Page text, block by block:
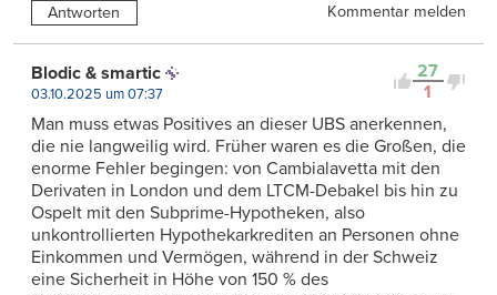
Antworten Kommentar melden
27
1
Blodic & smartic
03.10.2025 um 07:37
Man muss etwas Positives an dieser UBS anerkennen,
die nie langweilig wird. Früher waren es die Großen, die
enorme Fehler begingen: von Cambialavetta mit den
Derivaten in London und dem LTCM-Debakel bis hin zu
Ospelt mit den Subprime-Hypotheken, also
unkontrollierten Hypothekarkrediten an Personen ohne
Einkommen und Vermögen, während in der Schweiz
eine Sicherheit in Höhe von 150 % des